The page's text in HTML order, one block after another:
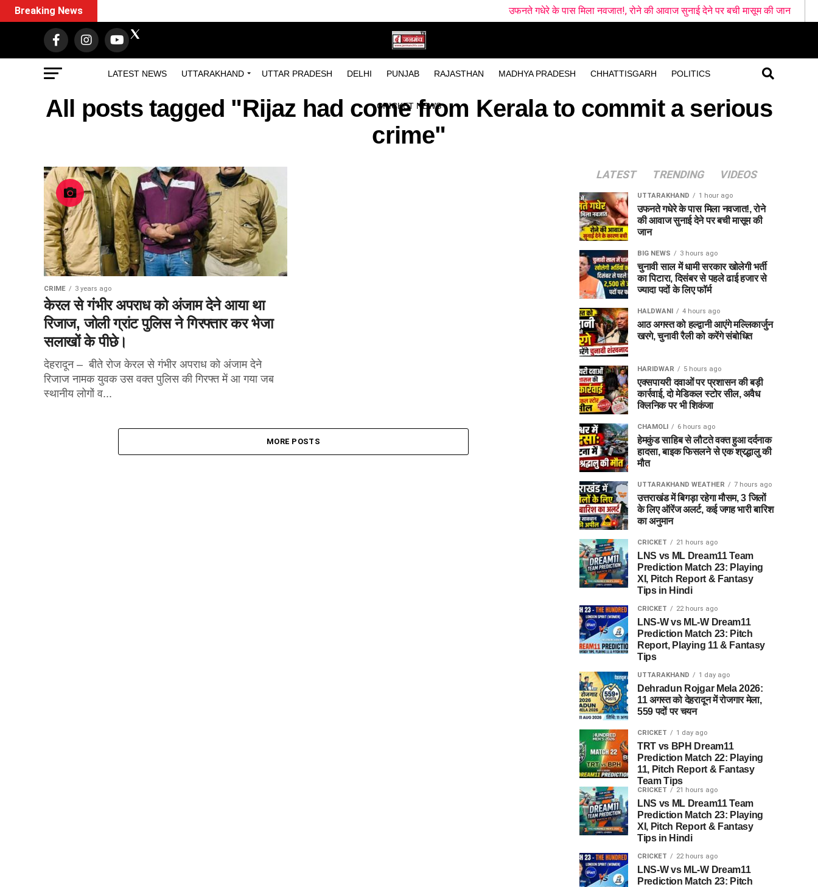
LATEST NEWS UTTARAKHAND UTTAR PRADESH DELHI PUNJAB RAJASTHAN MADHYA PRADESH CHHATTISGARH POLITICS
CRICKET NEWS
Breaking News उफनते गधेरे के पास मिला नवजात!, रोने की आवाज सुनाई देने पर बची मासूम की जान चुनावी साल में
All posts tagged "Rijaz had come from Kerala to commit a serious
crime"
CRIME 3 years ago
केरल से गंभीर अपराध को अंजाम देने आया था
रिजाज, जोली ग्रांट पुलिस ने गिरफ्तार कर भेजा
सलाखों के पीछे।
देहरादून – बीते रोज केरल से गंभीर अपराध को अंजाम देने
रिजाज नामक युवक उस वक्त पुलिस की गिरफ्त में आ गया जब
स्थानीय लोगों व...
MORE POSTS
LATEST TRENDING VIDEOS
UTTARAKHAND 1 hour ago
उफनते गधेरे के पास मिला नवजात!, रोने
की आवाज सुनाई देने पर बची मासूम की
जान
BIG NEWS 3 hours ago
चुनावी साल में धामी सरकार खोलेगी भर्ती
का पिटारा, दिसंबर से पहले ढाई हजार से
ज्यादा पदों के लिए फॉर्म
HALDWANI 4 hours ago
आठ अगस्त को हल्द्वानी आएंगे मल्लिकार्जुन
खरगे, चुनावी रैली को करेंगे संबोधित
HARIDWAR 5 hours ago
एक्सपायरी दवाओं पर प्रशासन की बड़ी
कार्रवाई, दो मेडिकल स्टोर सील, अवैध
क्लिनिक पर भी शिकंजा
CHAMOLI 6 hours ago
हेमकुंड साहिब से लौटते वक्त हुआ दर्दनाक
हादसा, बाइक फिसलने से एक श्रद्धालु की
मौत
UTTARAKHAND WEATHER 7 hours ago
उत्तराखंड में बिगड़ा रहेगा मौसम, 3 जिलों
के लिए ऑरेंज अलर्ट, कई जगह भारी बारिश
का अनुमान
CRICKET 21 hours ago
LNS vs ML Dream11 Team
Prediction Match 23: Playing
XI, Pitch Report & Fantasy
Tips in Hindi
CRICKET 22 hours ago
LNS-W vs ML-W Dream11
Prediction Match 23: Pitch
Report, Playing 11 & Fantasy
Tips
UTTARAKHAND 1 day ago
Dehradun Rojgar Mela 2026:
11 अगस्त को देहरादून में रोजगार मेला,
559 पदों पर चयन
CRICKET 1 day ago
TRT vs BPH Dream11
Prediction Match 22: Playing
11, Pitch Report & Fantasy
Team Tips
CRICKET 21 hours ago
LNS vs ML Dream11 Team
Prediction Match 23: Playing
XI, Pitch Report & Fantasy
Tips in Hindi
CRICKET 22 hours ago
LNS-W vs ML-W Dream11
Prediction Match 23: Pitch